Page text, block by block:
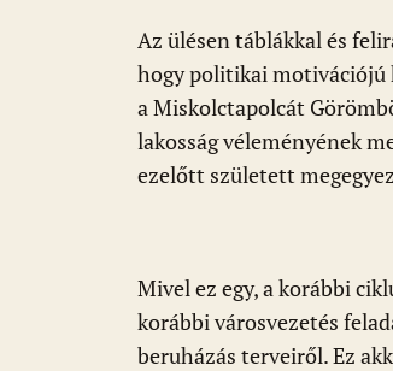
Az ülésen táblákkal és
hogy politikai motivációjú
a Miskolctapolcát
lakosság véleményének
ezelőtt született
Mivel ez egy, a korábbi
korábbi városvezetés
beruházás terveiről. Ez